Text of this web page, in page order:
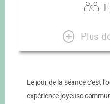
Plus
Le jour de la séance c’est
expérience joyeuse